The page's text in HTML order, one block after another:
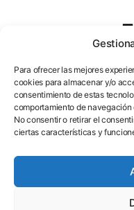
Para ofrecer las mejores
cookies para almacenar y/o
consentimiento de estas
comportamiento de
No consentir o retirar el
ciertas características y